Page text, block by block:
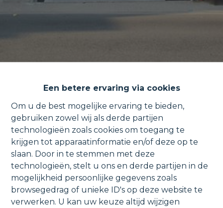
Een betere ervaring via cookies
Om u de best mogelijke ervaring te bieden,
gebruiken zowel wij als derde partijen
technologieën zoals cookies om toegang te
krijgen tot apparaatinformatie en/of deze op te
slaan. Door in te stemmen met deze
technologieën, stelt u ons en derde partijen in de
mogelijkheid persoonlijke gegevens zoals
browsegedrag of unieke ID's op deze website te
verwerken. U kan uw keuze altijd wijzigen
Bel-etage woning met 2
terrassen en garage in het
centrum.